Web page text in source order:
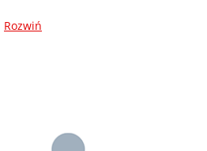
Rozwiń